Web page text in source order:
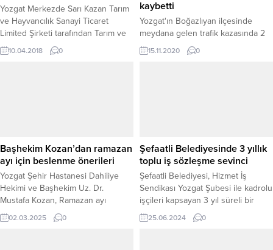
Yozgat Merkezde Sarı Kazan Tarım
ve Hayvancılık Sanayi Ticaret
Limited Şirketi tarafından Tarım ve
Kırsal Kalkınmayı Destekleme
Kurumu hibe desteklerinden
10.04.2018 0
kaybetti
Yozgat'ın Boğazlıyan ilçesinde
meydana gelen trafik kazasında 2
polis memuru hayatını kaybetti.
15.11.2020 0
Başhekim Kozan’dan ramazan
ayı için beslenme önerileri
Yozgat Şehir Hastanesi Dahiliye
Hekimi ve Başhekim Uz. Dr.
Mustafa Kozan, Ramazan ayı
dolayısıyla vatandaşlara sağlıklı
beslenme alışkanlıkları hakkında
02.03.2025 0
Şefaatli Belediyesinde 3 yıllık
toplu iş sözleşme sevinci
Şefaatli Belediyesi, Hizmet İş
Sendikası Yozgat Şubesi ile kadrolu
işçileri kapsayan 3 yıl süreli bir
toplu iş sözleşmesi imzaladı.
25.06.2024 0